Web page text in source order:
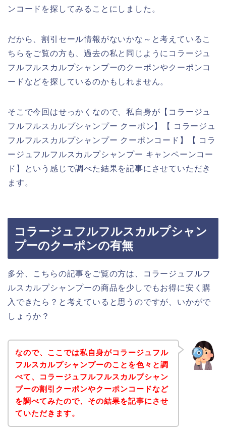
ンコードを探してみることにしました。
だから、割引セール情報がないかな～と考えているこ
ちらをご覧の方も、過去の私と同じようにコラージュ
フルフルスカルプシャンプーのクーポンやクーポンコ
ードなどを探しているのかもしれません。
そこで今回はせっかくなので、私自身が【コラージュ
フルフルスカルプシャンプー クーポン】【 コラージュ
フルフルスカルプシャンプー クーポンコード】【 コラ
ージュフルフルスカルプシャンプー キャンペーンコー
ド】という感じで調べた結果を記事にさせていただき
ます。
コラージュフルフルスカルプシャン
プーのクーポンの有無
多分、こちらの記事をご覧の方は、コラージュフルフ
ルスカルプシャンプーの商品を少しでもお得に安く購
入できたら？と考えていると思うのですが、いかがで
しょうか？
なので、ここでは私自身がコラージュフル
フルスカルプシャンプーのことを色々と調
べて、コラージュフルフルスカルプシャン
プーの割引クーポンやクーポンコードなど
を調べてみたので、その結果を記事にさせ
ていただきます。